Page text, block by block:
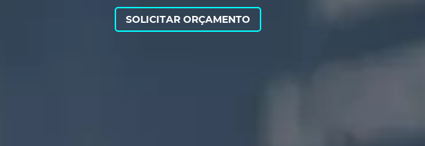
SOLICITAR ORÇAMENTO